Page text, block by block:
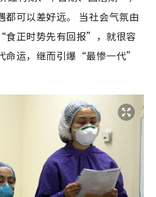
都可以差好远。 当社会气氛由
正时势先有回报”，就很容
命运，继而引爆“最惨一代”